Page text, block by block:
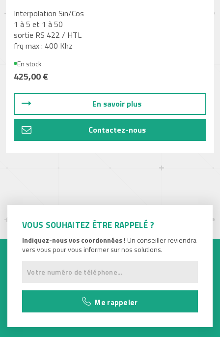
Interpolation Sin/Cos
1 à 5 et 1 à 50
sortie RS 422 / HTL
frq max : 400 Khz
En stock
425,00 €
En savoir plus
Contactez-nous
VOUS SOUHAITEZ ÊTRE RAPPELÉ ?
Indiquez-nous vos coordonnées ! Un conseiller reviendra
vers vous pour vous informer sur nos solutions.
Me rappeler